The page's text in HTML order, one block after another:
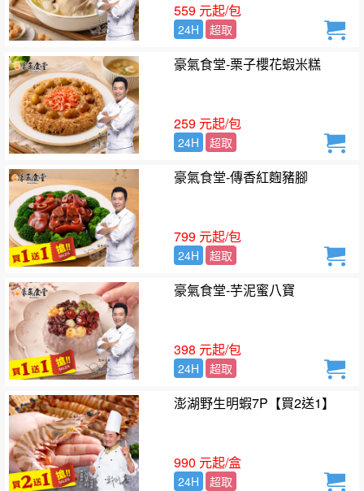
559 元起/包
24H 超取
豪氣食堂-栗子櫻花蝦米糕
259 元起/包
24H 超取
豪氣食堂-傳香紅麴豬腳
799 元起/包
24H 超取
豪氣食堂-芋泥蜜八寶
398 元起/包
24H 超取
澎湖野生明蝦7P【買2送1】
990 元起/盒
24H 超取